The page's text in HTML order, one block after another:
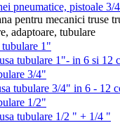
pneumatice, pistoale 3/
pentru mecanici truse
adaptoare, tubulare
tubulare 1"
tubulare 1"- in 6 si 12
3/4"
tubulare 3/4" in 6 - 12
1/2"
tubulare 1/2 " + 1/4 "